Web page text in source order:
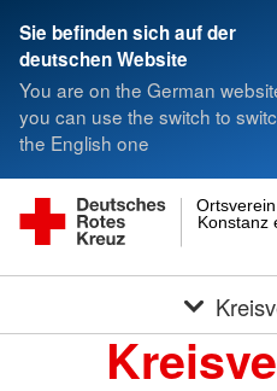
Sie befinden sich auf der
deutschen Website
You are on the German
you can use the switch to
the English one
Konstanz
Ortsverein